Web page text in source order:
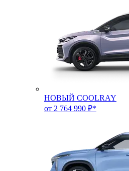
НОВЫЙ COOLRAY
от 2 764 990 ₽*